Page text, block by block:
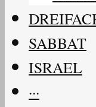
SABBAT
ISRAEL
···